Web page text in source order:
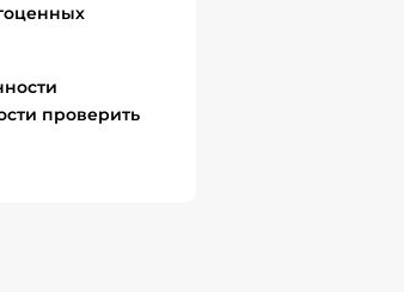
проверить